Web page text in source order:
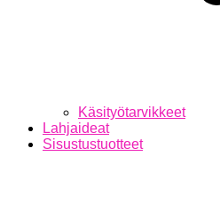
Käsityötarvikkeet
Lahjaideat
Sisustustuotteet